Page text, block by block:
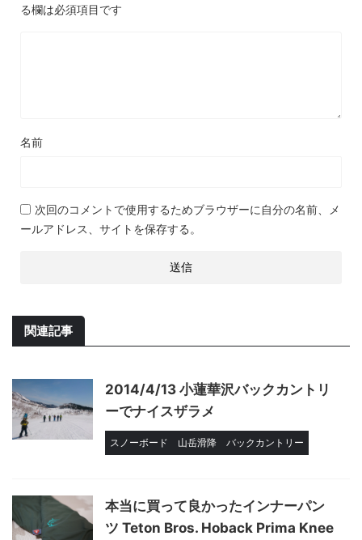
る欄は必須項目です
名前
次回のコメントで使用するためブラウザーに自分の名前、メ
ールアドレス、サイトを保存する。
関連記事
2014/4/13 小蓮華沢バックカントリ
ーでナイスザラメ
スノーボード 山岳滑降 バックカントリー
本当に買って良かったインナーパン
ツ Teton Bros. Hoback Prima Knee